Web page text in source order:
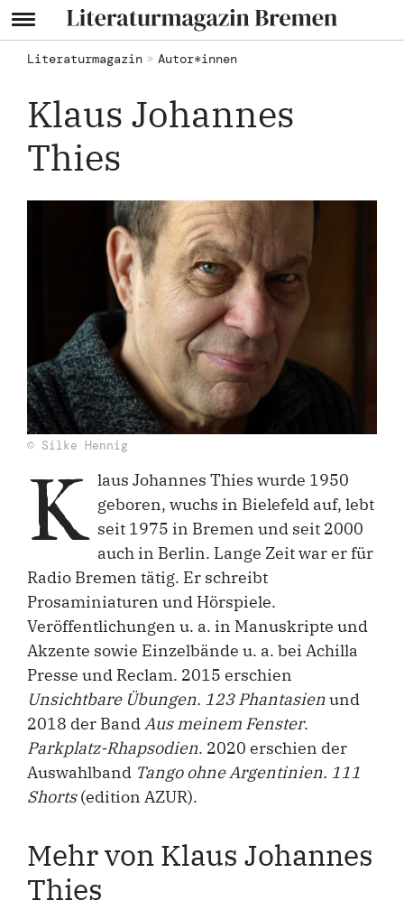
Literaturmagazin Autor*innen
Klaus Johannes
Thies
© Silke Hennig
K laus Johannes Thies wurde 1950
geboren, wuchs in Bielefeld auf, lebt
seit 1975 in Bremen und seit 2000
auch in Berlin. Lange Zeit war er für
Radio Bremen tätig. Er schreibt
Prosaminiaturen und Hörspiele.
Veröffentlichungen u. a. in Manuskripte und
Akzente sowie Einzelbände u. a. bei Achilla
Presse und Reclam. 2015 erschien
Unsichtbare Übungen. 123 Phantasienund
2018 der BandAus meinem Fenster.
Parkplatz-Rhapsodien. 2020 erschien der
Auswahlband Tango ohne Argentinien. 111
Shorts(edition AZUR).
Mehr von Klaus Johannes
Thies